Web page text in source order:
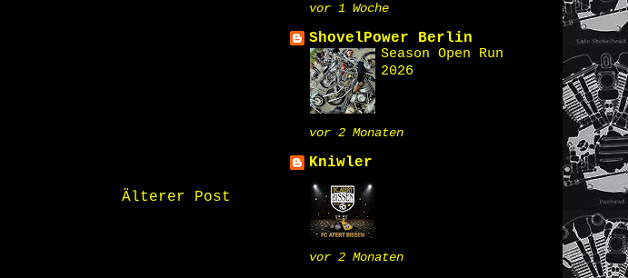
Älterer Post
vor 1 Woche
ShovelPower Berlin
Season Open Run
2026
vor 2 Monaten
Kniwler
vor 2 Monaten